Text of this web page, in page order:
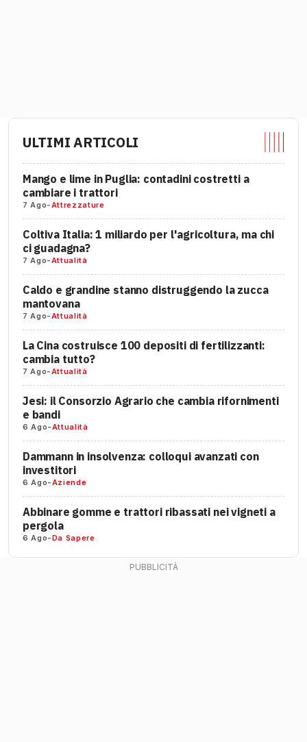
ULTIMI ARTICOLI
Mango e lime in Puglia: contadini costretti a
cambiare i trattori
7 Ago-Attrezzature
Coltiva Italia: 1 miliardo per l'agricoltura, ma chi
ci guadagna?
7 Ago-Attualità
Caldo e grandine stanno distruggendo la zucca
mantovana
7 Ago-Attualità
La Cina costruisce 100 depositi di fertilizzanti:
cambia tutto?
7 Ago-Attualità
Jesi: il Consorzio Agrario che cambia rifornimenti
e bandi
6 Ago-Attualità
Dammann in insolvenza: colloqui avanzati con
investitori
6 Ago-Aziende
Abbinare gomme e trattori ribassati nei vigneti a
pergola
6 Ago-Da Sapere